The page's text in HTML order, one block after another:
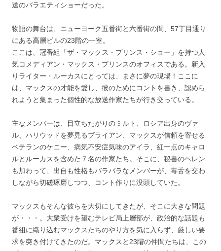
送のバラエティショーだった。
物語の舞台は、ニューヨーク五番街と六番街の間、57丁目通り
にある高層ビルの23階の一室。
ここは、冠番組「ザ・マックス・プリンス・ショー」を持つ人
気コメディアン・マックス・プリンスのオフィスである。新入
りライター・ルーカスにとっては、まさに夢の現場！ここに
は、マックスの才能を愛し、彼のためにコントを書き、認めら
れようと集まった個性的な放送作家たちが行き交っている。
主なメンバーは、目立ちたがりのミルト、ロシア出身のヴァ
ル、ハリウッドを夢見るブライアン、マックスが信頼を寄せる
ベテランのケニー、病気不安症気味のアイラ、紅一点のキャロ
ルとルーカスを含めた７名の作家たち。そこに、秘書のヘレン
も加わって、出自も性格もバラバラなメンバーが、毒舌を交わ
しながら切磋琢磨しつつ、コント作りに没頭していた。
マックスもそんな彼らを大切にしてきたが、そこに大きな問題
が・・・。大衆受けを望むテレビ局上層部が、政治的な話題も
番組に織り込むマックスたちのやり方を気に入らず、厳しい要
求を突き付けてきたのだ。マックスと23階の仲間たちは、この